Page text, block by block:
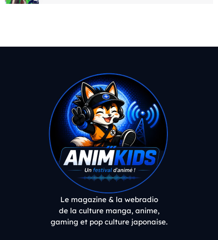
Le magazine & la webradio
de la culture manga, anime,
gaming et pop culture japonaise.